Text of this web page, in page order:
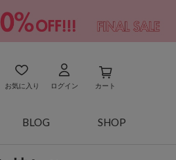
お気に入り ログイン カート
BLOG SHOP